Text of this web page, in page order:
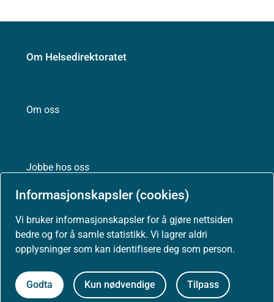
Informasjonskapsler (cookies)
Vi bruker informasjonskapsler for å gjøre nettsiden
bedre og for å samle statistikk. Vi lagrer aldri
opplysninger som kan identifisere deg som person.
Godta Kun nødvendige Tilpass
Om Helsedirektoratet
Om oss
Jobbe hos oss
Kontakt oss
Postadresse:
Postboks 220, Skøyen
0213 Oslo